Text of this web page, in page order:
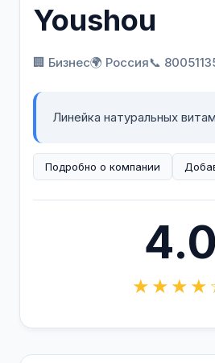
Youshou
🏢 Бизнес🌍 Россия📞
Линейка натуральных
Подробно о компании
4.0